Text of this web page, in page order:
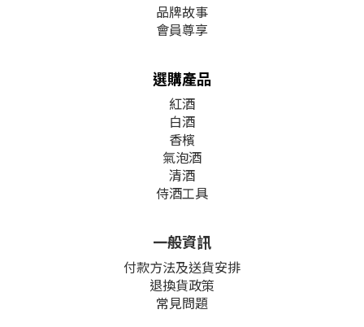
品牌故事
會員尊享
選購產品
紅酒
白酒
香檳
氣泡酒
清酒
侍酒工具
一般資訊
付款方法及送貨安排
退換貨政策
常見問題